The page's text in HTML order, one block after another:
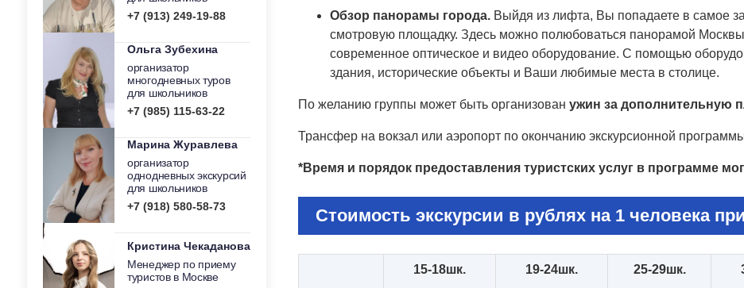
+7 (913) 249-19-88
Ольга Зубехина
организатор
многодневных туров
для школьников
+7 (985) 115-63-22
Марина Журавлева
организатор
однодневных экскурсий
для школьников
+7 (918) 580-58-73
Кристина Чекаданова
Менеджер по приему
туристов в Москве
Обзор панорамы города. Выйдя из лифта, Вы попадаете в самое
смотровую площадку. Здесь можно полюбоваться панорамой
современное оптическое и видео оборудование. С помощью
здания, исторические объекты и Ваши любимые места в столице.
По желанию группы может быть организован ужин за дополнительную
Трансфер на вокзал или аэропорт по окончанию экскурсионной
*Время и порядок предоставления туристских услуг в программе
Стоимость экскурсии в рублях на 1 человека
15-18шк. 19-24шк. 25-29шк.